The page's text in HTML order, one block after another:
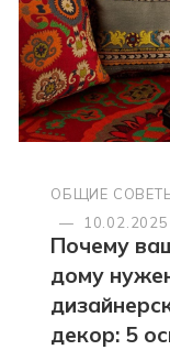
ОБЩИЕ
—
10.02.2025
Почему
дому
декор: 5